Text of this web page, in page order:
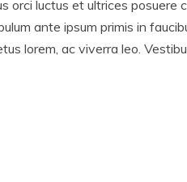
orci luctus et ultrices posuere
ante ipsum primis in
lorem, ac viverra leo.